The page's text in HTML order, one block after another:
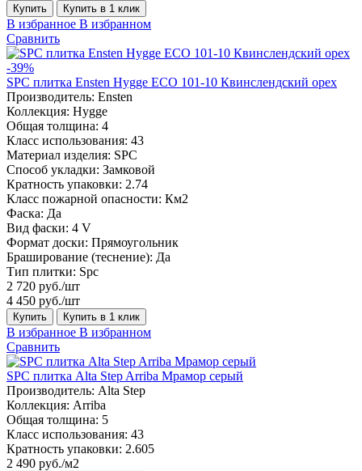
Купить Купить в 1 клик
В избранное В избранном
Сравнить
-39%
SPC плитка Ensten Hygge ECO 101-10 Квинслендский орех
Производитель: Ensten
Коллекция: Hygge
Общая толщина: 4
Класс использования: 43
Материал изделия: SPC
Способ укладки: Замковой
Кратность упаковки: 2.74
Класс пожарной опасности: Км2
Фаска: Да
Вид фаски: 4 V
Формат доски: Прямоугольник
Браширование (теснение): Да
Тип плитки: Spc
2 720 руб./шт
4 450 руб./шт
Купить Купить в 1 клик
В избранное В избранном
Сравнить
SPC плитка Alta Step Arriba Мрамор серый
Производитель: Alta Step
Коллекция: Arriba
Общая толщина: 5
Класс использования: 43
Кратность упаковки: 2.605
2 490 руб./м2